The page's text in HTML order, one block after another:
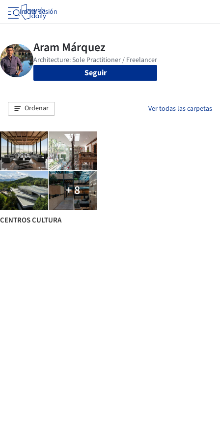
Iniciar sesión
Seguir
Ordenar Ver todas las carpetas
+ 8
CENTROS CULTURA